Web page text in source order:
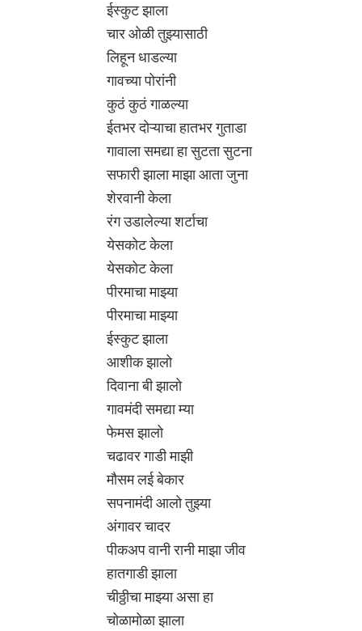
ईस्कुट झाला
चार ओळी तुझ्यासाठी
लिहून धाडल्या
गावच्या पोरांनी
कुठं कुठं गाळल्या
ईतभर दोऱ्याचा हातभर गुताडा
गावाला समद्या हा सुटता सुटना
सफारी झाला माझा आता जुना
शेरवानी केला
रंग उडालेल्या शर्टाचा
येसकोट केला
येसकोट केला
पीरमाचा माझ्या
पीरमाचा माझ्या
ईस्कुट झाला
आशीक झालो
दिवाना बी झालो
गावमंदी समद्या म्या
फेमस झालो
चढावर गाडी माझी
मौसम लई बेकार
सपनामंदी आलो तुझ्या
अंगावर चादर
पीकअप वानी रानी माझा जीव
हातगाडी झाला
चीठ्ठीचा माझ्या असा हा
चोळामोळा झाला